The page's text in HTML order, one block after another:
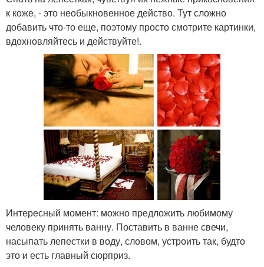
к коже, - это необыкновенное действо. Тут сложно
добавить что-то еще, поэтому просто смотрите картинки,
вдохновляйтесь и действуйте!.
Интересный момент: можно предложить любимому
человеку принять ванну. Поставить в ванне свечи,
насыпать лепестки в воду, словом, устроить так, будто
это и есть главный сюрприз.